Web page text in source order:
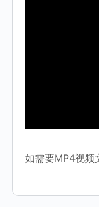
如需要MP4视频